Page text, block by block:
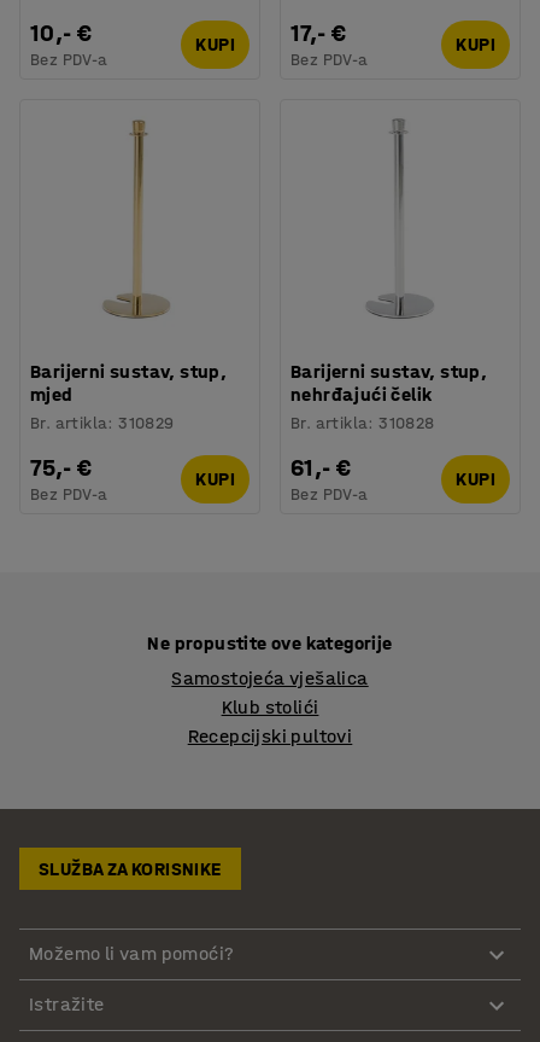
10,- €
Bez PDV-a
KUPI 17,- €
Bez PDV-a
KUPI
Barijerni sustav, stup,
mjed
Br. artikla:310829
75,- €
Bez PDV-a
KUPI
Barijerni sustav, stup,
nehrđajući čelik
Br. artikla:310828
61,- €
Bez PDV-a
KUPI
Ne propustite ove kategorije
Samostojeća vješalica
Klub stolići
Recepcijski pultovi
SLUŽBA ZA KORISNIKE
Možemo li vam pomoći?
Istražite